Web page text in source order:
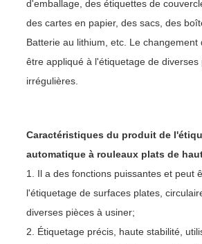
d'emballage, des étiquettes de
des cartes en papier, des sacs, des
Batterie au lithium, etc. Le changement
être appliqué à l'étiquetage de diverses
irrégulières.
Caractéristiques du produit de
automatique à rouleaux plats de
1. Il a des fonctions puissantes et peut
l'étiquetage de surfaces plates,
diverses pièces à usiner;
2. Étiquetage précis, haute stabilité,